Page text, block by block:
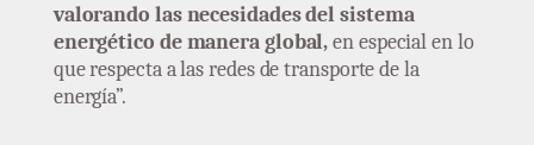
valorando las necesidades del sistema
energético de manera global,en especial en lo
que respecta a las redes de transporte de la
energía”.